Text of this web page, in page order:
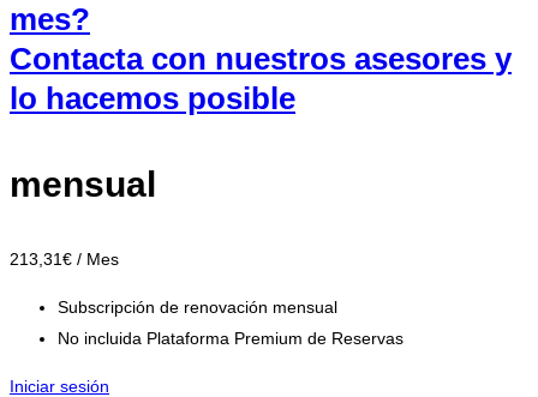
mes?
Contacta con nuestros asesores y
lo hacemos posible
mensual
213 ,31€ / Mes
Subscripción de renovación mensual
No incluida Plataforma Premium de Reservas
Iniciar sesión